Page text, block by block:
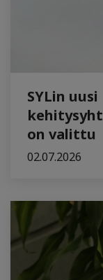
SYLin uusi
on valittu
02.07.2026